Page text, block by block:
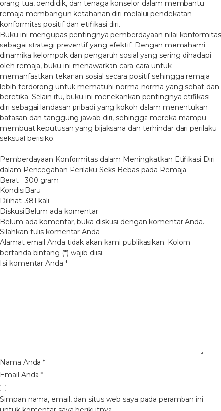
orang tua, pendidik, dan tenaga konselor dalam membantu
remaja membangun ketahanan diri melalui pendekatan
konformitas positif dan etifikasi diri.
Buku ini mengupas pentingnya pemberdayaan nilai konformitas
sebagai strategi preventif yang efektif. Dengan memahami
dinamika kelompok dan pengaruh sosial yang sering dihadapi
oleh remaja, buku ini menawarkan cara-cara untuk
memanfaatkan tekanan sosial secara positif sehingga remaja
lebih terdorong untuk mematuhi norma-norma yang sehat dan
beretika. Selain itu, buku ini menekankan pentingnya etifikasi
diri sebagai landasan pribadi yang kokoh dalam menentukan
batasan dan tanggung jawab diri, sehingga mereka mampu
membuat keputusan yang bijaksana dan terhindar dari perilaku
seksual berisiko.
Pemberdayaan Konformitas dalam Meningkatkan Etifikasi Diri
dalam Pencegahan Perilaku Seks Bebas pada Remaja
Berat
300 gram
KondisiBaru
Dilihat 381 kali
Diskusi Belum ada komentar
Belum ada komentar, buka diskusi dengan komentar Anda.
Silahkan tulis komentar Anda
Alamat email Anda tidak akan kami publikasikan. Kolom
bertanda bintang (*) wajib diisi.
Isi komentar Anda *
Nama Anda *
Email Anda *
Simpan nama, email, dan situs web saya pada peramban ini